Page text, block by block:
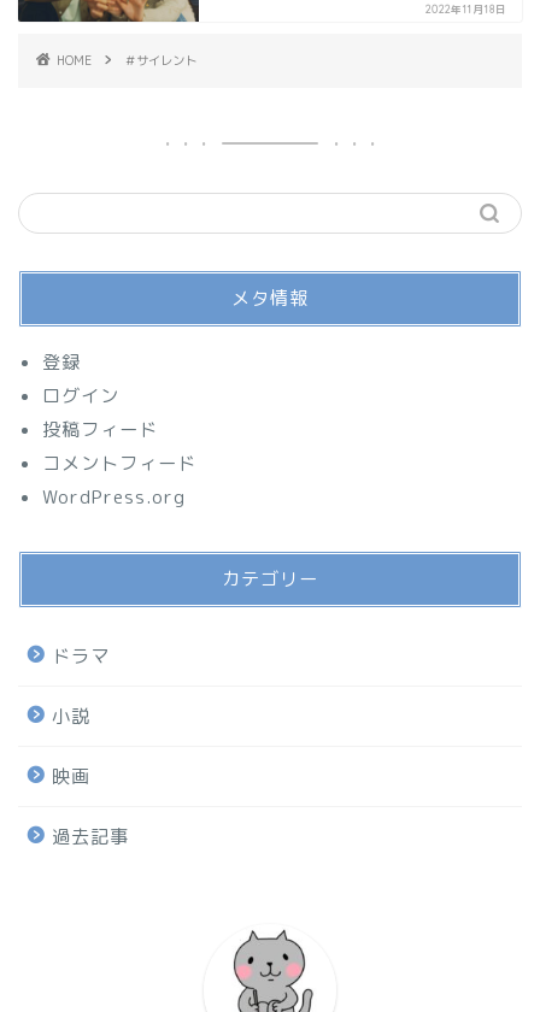
2022年11月18日
HOME ＃サイレント
メタ情報
登録
ログイン
投稿フィード
コメントフィード
WordPress.org
カテゴリー
ドラマ
小説
映画
過去記事